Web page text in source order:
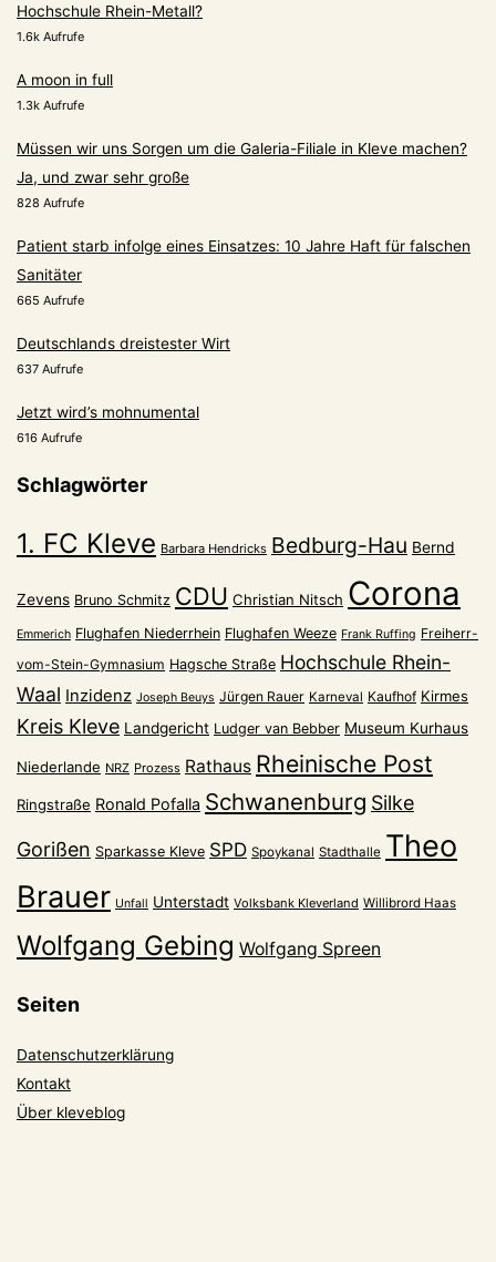
Hochschule Rhein-Metall?
1.6k Aufrufe
A moon in full
1.3k Aufrufe
Müssen wir uns Sorgen um die Galeria-Filiale in Kleve machen?
Ja, und zwar sehr große
828 Aufrufe
Patient starb infolge eines Einsatzes: 10 Jahre Haft für falschen
Sanitäter
665 Aufrufe
Deutschlands dreistester Wirt
637 Aufrufe
Jetzt wird’s mohnumental
616 Aufrufe
Schlagwörter
1. FC Kleve Barbara Hendricks Bedburg-Hau Bernd
Zevens Bruno Schmitz CDU Christian Nitsch Corona
Emmerich Flughafen Niederrhein Flughafen Weeze Frank Ruffing Freiherr-
vom-Stein-Gymnasium Hagsche Straße Hochschule Rhein-
Waal Inzidenz Joseph Beuys Jürgen Rauer Karneval Kaufhof Kirmes
Kreis Kleve Landgericht Ludger van Bebber Museum Kurhaus
Niederlande NRZ Prozess Rathaus Rheinische Post
Ringstraße Ronald Pofalla Schwanenburg Silke
Gorißen Sparkasse Kleve SPD Spoykanal Stadthalle Theo
Brauer Unfall Unterstadt Volksbank Kleverland Willibrord Haas
Wolfgang Gebing Wolfgang Spreen
Seiten
Datenschutzerklärung
Kontakt
Über kleveblog